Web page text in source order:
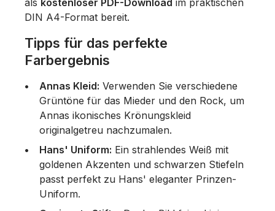
als kostenloser PDF-Download im praktischen
DIN A4-Format bereit.
Tipps für das perfekte
Farbergebnis
Annas Kleid: Verwenden Sie verschiedene
Grüntöne für das Mieder und den Rock, um
Annas ikonisches Krönungskleid
originalgetreu nachzumalen.
Hans' Uniform: Ein strahlendes Weiß mit
goldenen Akzenten und schwarzen Stiefeln
passt perfekt zu Hans' eleganter Prinzen-
Uniform.